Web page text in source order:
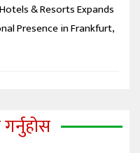
& Resorts Expands
Presence in Frankfurt,